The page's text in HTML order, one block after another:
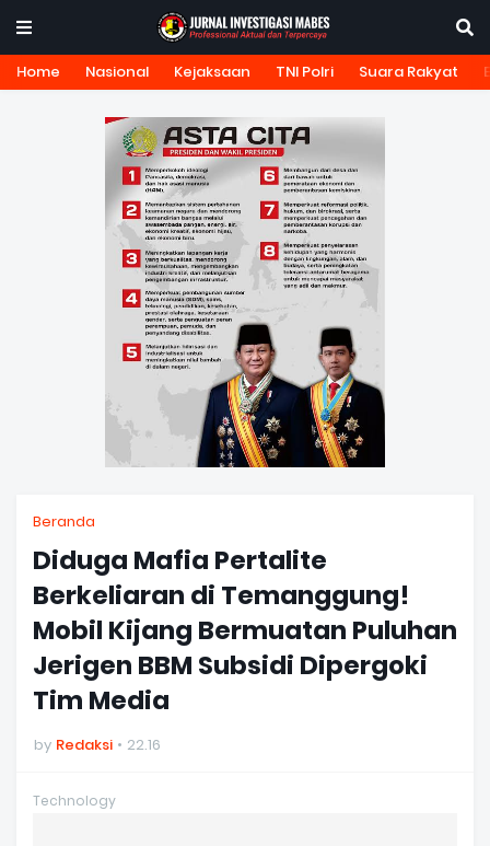
Home Nasional Kejaksaan TNI Polri Suara Rakyat
Beranda
Diduga Mafia Pertalite
Berkeliaran di Temanggung!
Mobil Kijang Bermuatan Puluhan
Jerigen BBM Subsidi Dipergoki
Tim Media
by Redaksi 22.16
Technology